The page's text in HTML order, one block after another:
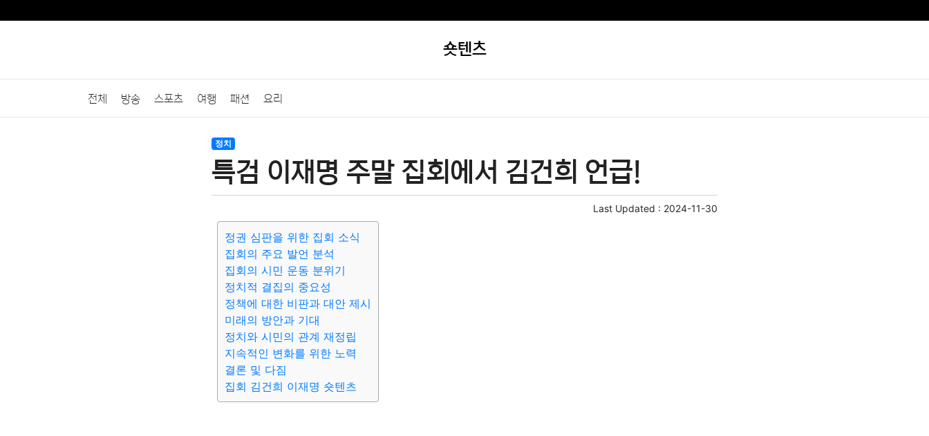
숏텐츠
전체 방송 스포츠 여행 패션 요리
정치
특검 이재명 주말 집회에서 김건희 언급!
Last Updated : 2024-11-30
정권 심판을 위한 집회 소식
집회의 주요 발언 분석
집회의 시민 운동 분위기
정치적 결집의 중요성
정책에 대한 비판과 대안 제시
미래의 방안과 기대
정치와 시민의 관계 재정립
지속적인 변화를 위한 노력
결론 및 다짐
집회 김건희 이재명 숏텐츠